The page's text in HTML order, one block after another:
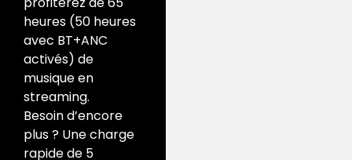
heures (50 heures
avec BT+ANC
activés) de
musique en
streaming.
Besoin d’encore
plus ? Une charge
rapide de 5